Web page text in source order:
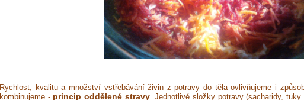
Rychlost, kvalitu a množství vstřebávání živin z potravy do těla ovlivňujeme i
kombinujeme - princip oddělené stravy. Jednotlivé složky potravy (sacharidy,